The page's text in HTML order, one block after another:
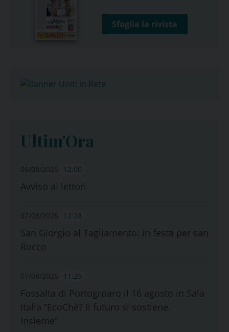
Sfoglia la rivista
Ultim'Ora
06/08/2026 12:00
Avviso ai lettori
07/08/2026 12:28
San Giorgio al Tagliamento: in festa per san
Rocco
07/08/2026 11:29
Fossalta di Portogruaro il 16 agosto in Sala
Italia “EcoChè? Il futuro si sostiene.
Insieme”